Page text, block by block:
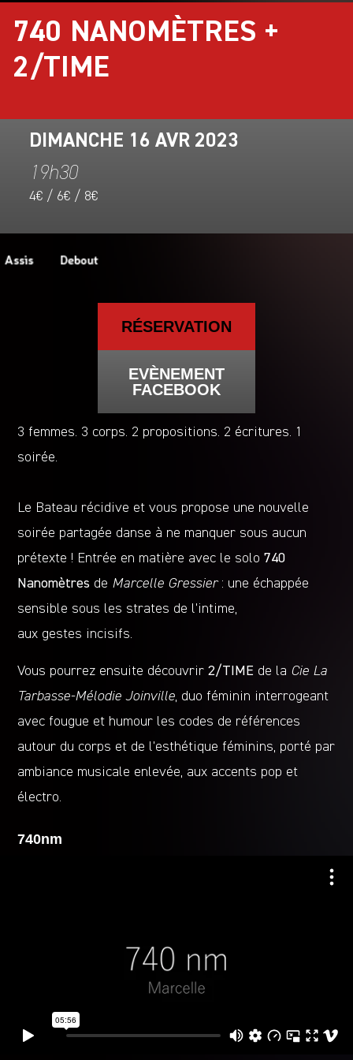
740 NANOMÈTRES +
2/TIME
DIMANCHE 16 AVR 2023
19h30
4€ / 6€ / 8€
RÉSERVATION
EVÈNEMENT
FACEBOOK
3 femmes. 3 corps. 2 propositions. 2 écritures. 1
soirée.
Le Bateau récidive et vous propose une nouvelle
soirée partagée danse à ne manquer sous aucun
prétexte ! Entrée en matière avec le solo 740
Nanomètres de Marcelle Gressier: une échappée
sensible sous les strates de l’intime,
aux gestes incisifs.
Vous pourrez ensuite découvrir2/TIME de la Cie La
Tarbasse-Mélodie Joinville , duo féminin interrogeant
avec fougue et humour les codes de références
autour du corps et de l’esthétique féminins, porté par
ambiance musicale enlevée, aux accents pop et
électro.
740nm